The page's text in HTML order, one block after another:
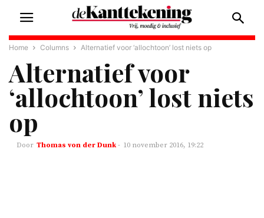
Home Columns Alternatief voor ‘allochtoon’ lost niets op
Alternatief voor
‘allochtoon’ lost niets
op
Thomas von der Dunk - 10 november 2016, 19:22